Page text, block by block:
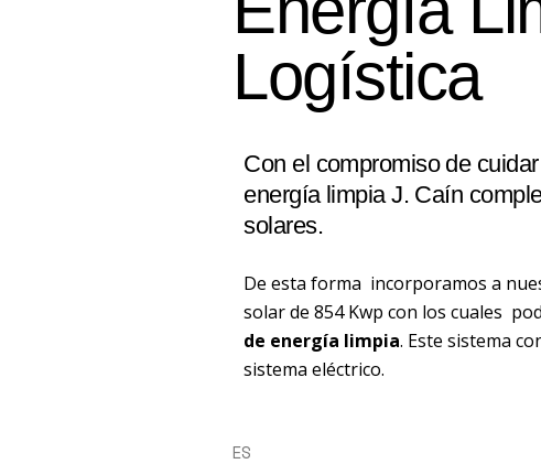
Logística
Con el compromiso de
energía limpia J. Caín
solares.
De esta forma incorporamos a
solar de 854 Kwp con los cuales
de energía limpia. Este sistema
sistema eléctrico.
ES